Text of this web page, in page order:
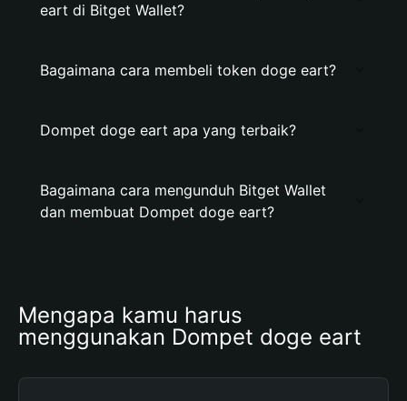
eart di Bitget Wallet?
Bagaimana cara membeli token doge eart?
Dompet doge eart apa yang terbaik?
Bagaimana cara mengunduh Bitget Wallet
dan membuat Dompet doge eart?
Mengapa kamu harus
menggunakan Dompet doge eart